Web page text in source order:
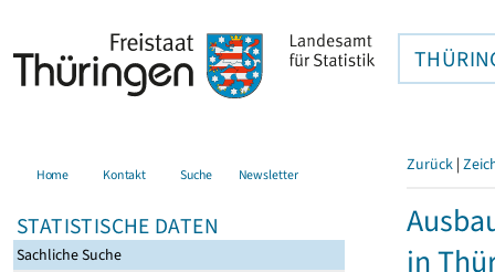
Home Kontakt Suche Newsletter
STATISTISCHE DATEN
Sachliche Suche
Zurück |
in